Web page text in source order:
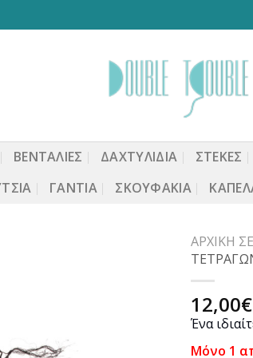
ΒΕΝΤΆΛΙΕΣ ΔΑΧΤΥΛΙΔΙΑ ΣΤΈΚΕΣ
ΓΆΝΤΙΑ ΣΚΟΥΦΆΚΙΑ
ΑΡΧΙΚΉ
12,00€
Ένα
Μόνο 1